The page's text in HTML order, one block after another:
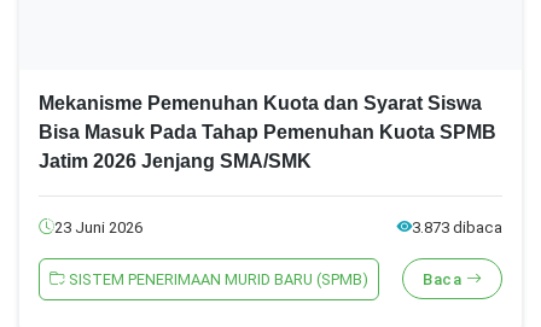
Mekanisme Pemenuhan Kuota dan Syarat Siswa
Bisa Masuk Pada Tahap Pemenuhan Kuota SPMB
Jatim 2026 Jenjang SMA/SMK
23 Juni 2026 3.873 dibaca
SISTEM PENERIMAAN MURID BARU (SPMB) Baca